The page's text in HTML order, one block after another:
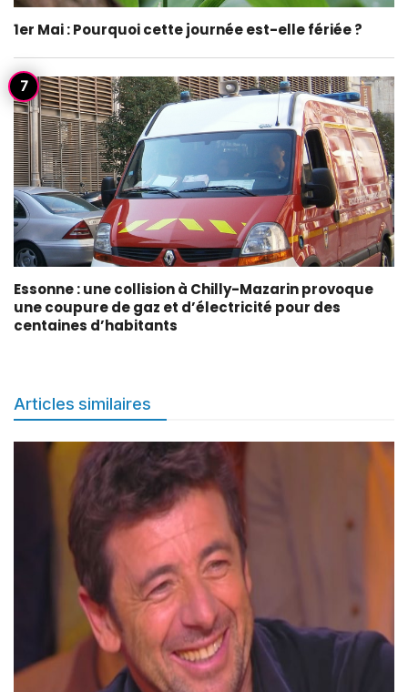
1er Mai : Pourquoi cette journée est-elle fériée ?
Essonne : une collision à Chilly-Mazarin provoque
une coupure de gaz et d’électricité pour des
centaines d’habitants
Articles similaires